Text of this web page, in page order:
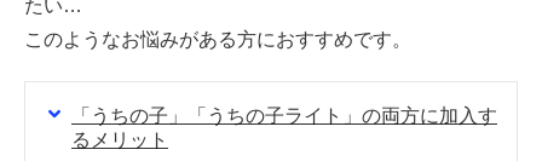
たい…
このようなお悩みがある方におすすめです。
「うちの子」「うちの子ライト」の両方に加入す
るメリット